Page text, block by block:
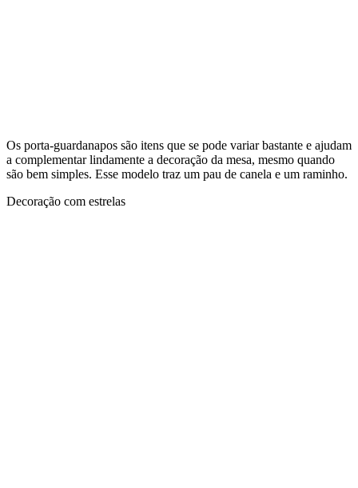
Os porta-guardanapos são itens que se pode variar bastante e ajudam
a complementar lindamente a decoração da mesa, mesmo quando
são bem simples. Esse modelo traz um pau de canela e um raminho.
Decoração com estrelas